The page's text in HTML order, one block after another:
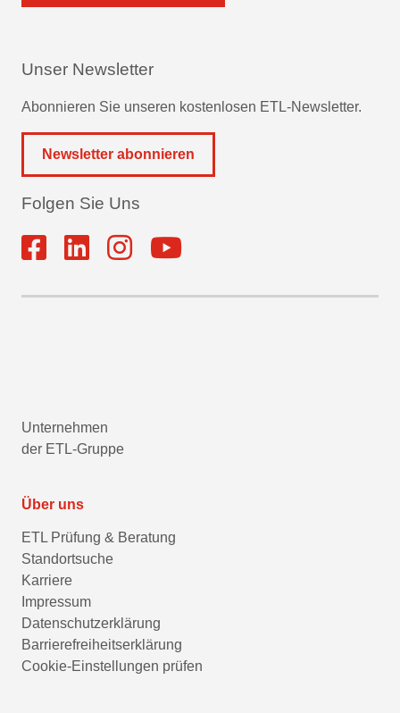
Unser Newsletter
Abonnieren Sie unseren kostenlosen ETL-Newsletter.
Newsletter abonnieren
Folgen Sie Uns
Unternehmen
der ETL-Gruppe
Über uns
ETL Prüfung & Beratung
Standortsuche
Karriere
Impressum
Datenschutzerklärung
Barrierefreiheitserklärung
Cookie-Einstellungen prüfen